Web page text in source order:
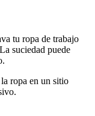
tu ropa de trabajo
suciedad puede
ropa en un sitio